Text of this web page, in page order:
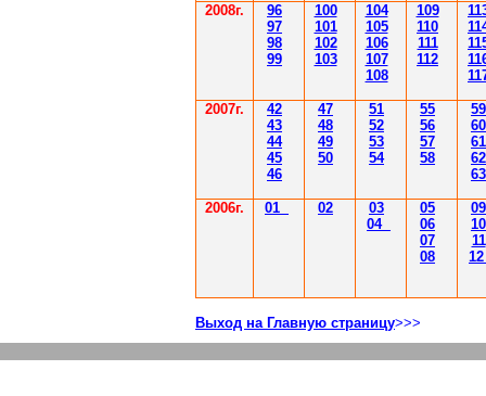
2008г.
96
97
98
99
100
101
102
103
104
105
106
107
108
109
110
111
112
2007г.
42
43
44
45
46
47
48
49
50
51
52
53
54
55
56
57
58
59
60
61
62
63
2006г. 01 02
03
04
05
06
07
08
09
10
11
Выход на Главную страницу>>>